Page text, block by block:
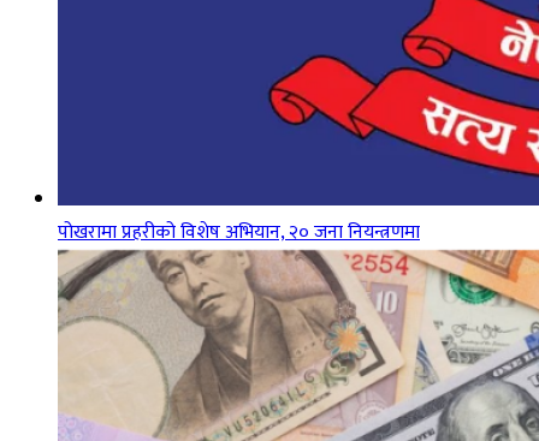
पोखरामा प्रहरीको विशेष अभियान, २० जना नियन्त्रणमा